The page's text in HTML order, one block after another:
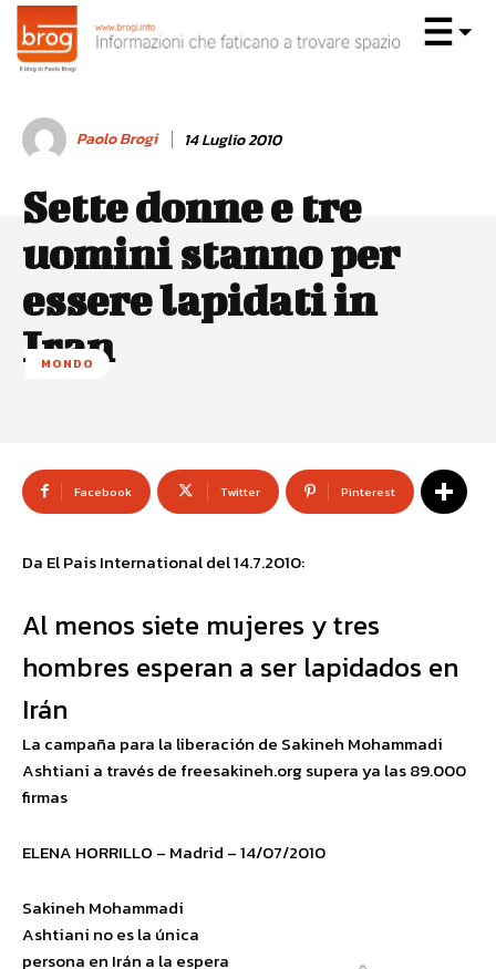
Paolo Brogi 14 Luglio 2010
Sette donne e tre
uomini stanno per
essere lapidati in
Iran
MONDO
Facebook Twitter Pinterest
Da El Pais International del 14.7.2010:
Al menos siete mujeres y tres
hombres esperan a ser lapidados en
Irán
La campaña para la liberación de Sakineh Mohammadi
Ashtiani a través de freesakineh.org supera ya las 89.000
firmas
ELENA HORRILLO – Madrid – 14/07/2010
Sakineh Mohammadi
Ashtiani no es la única
persona en Irán a la espera